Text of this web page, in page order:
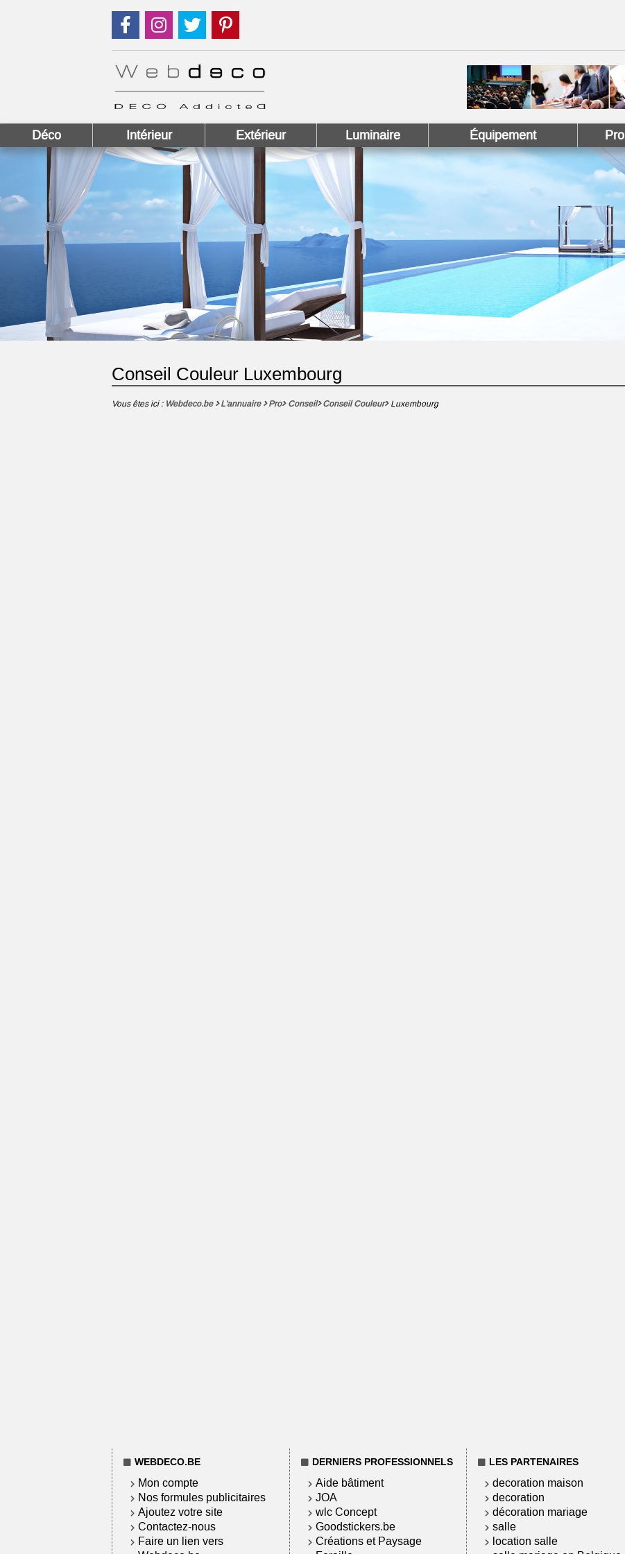
Suivez nous sur Facebook !
Suivez nous sur Instagram !
Suivez nous sur Twitter !
Déco Intérieur Extérieur Luminaire Équipement Pro
Conseil Couleur Luxembourg
Vous êtes ici : Webdeco.be L'annuaire Pro Conseil Conseil Couleur Luxembourg
WEBDECO.BE
Mon compte
Nos formules publicitaires
Ajoutez votre site
Contactez-nous
Faire un lien vers
DERNIERS PROFESSIONNELS
Aide bâtiment
JOA
wlc Concept
Goodstickers.be
Créations et Paysage
LES PARTENAIRES
decoration maison
decoration
décoration mariage
salle
location salle